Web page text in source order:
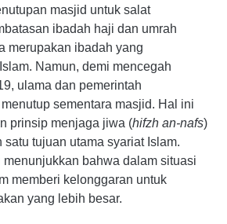
masjid untuk salat
ibadah haji dan umrah
merupakan ibadah yang
Namun, demi mencegah
ulama dan pemerintah
sementara masjid. Hal ini
prinsip menjaga jiwa (hifzh an-nafs)
tujuan utama syariat Islam.
bahwa dalam situasi
memberi kelonggaran untuk
yang lebih besar.